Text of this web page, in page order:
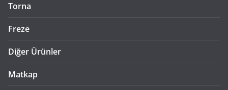
Torna
Freze
Diğer Ürünler
Matkap